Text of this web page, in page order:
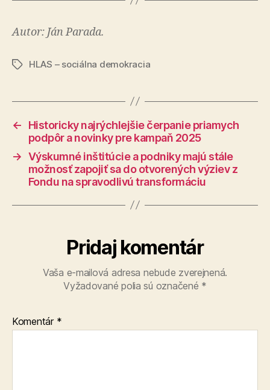
Autor: Ján Parada.
ZnačkyHLAS – sociálna demokracia
←
Historicky najrýchlejšie čerpanie priamych
podpôr a novinky pre kampaň 2025
→ Výskumné inštitúcie a podniky majú stále
možnosť zapojiť sa do otvorených výziev z
Fondu na spravodlivú transformáciu
Pridaj komentár
Vaša e-mailová adresa nebude zverejnená.
Vyžadované polia sú označené *
Komentár *